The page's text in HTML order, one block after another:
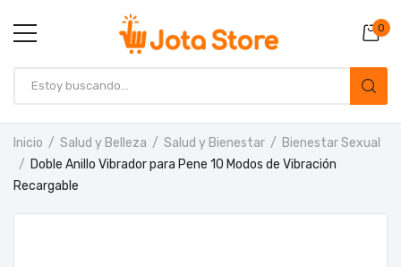
0
Inicio Salud y Belleza Salud y Bienestar
Bienestar Sexual
Doble Anillo Vibrador para Pene 10 Modos de Vibración
Recargable